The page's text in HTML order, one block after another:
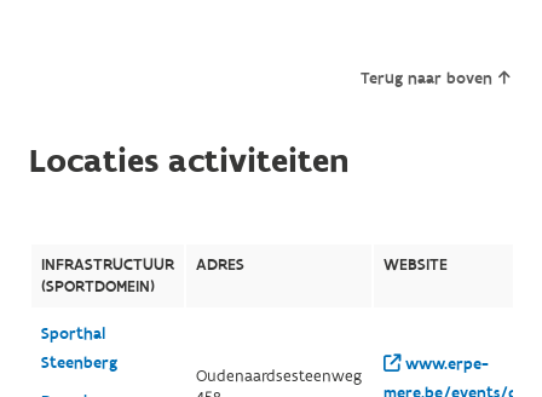
Terug naar boven
Locaties activiteiten
INFRASTRUCTUUR
(SPORTDOMEIN)
ADRES WEBSITE
Sporthal
Steenberg
Oudenaardsesteenweg
www.erpe-